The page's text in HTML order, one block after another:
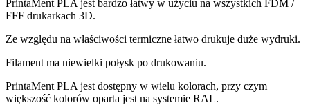
PrintaMent PLA jest bardzo łatwy w użyciu na wszystkich FDM /
FFF drukarkach 3D.
Ze względu na właściwości termiczne łatwo drukuje duże wydruki.
Filament ma niewielki połysk po drukowaniu.
PrintaMent PLA jest dostępny w wielu kolorach, przy czym
większość kolorów oparta jest na systemie RAL.